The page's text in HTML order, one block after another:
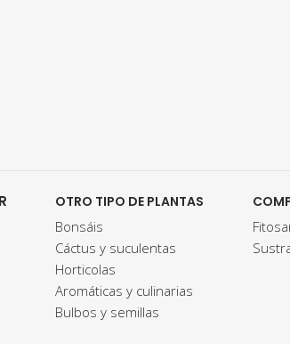
OTRO TIPO DE PLANTAS
Bonsáis
Cáctus y suculentas
Horticolas
Aromáticas y culinarias
Bulbos y semillas